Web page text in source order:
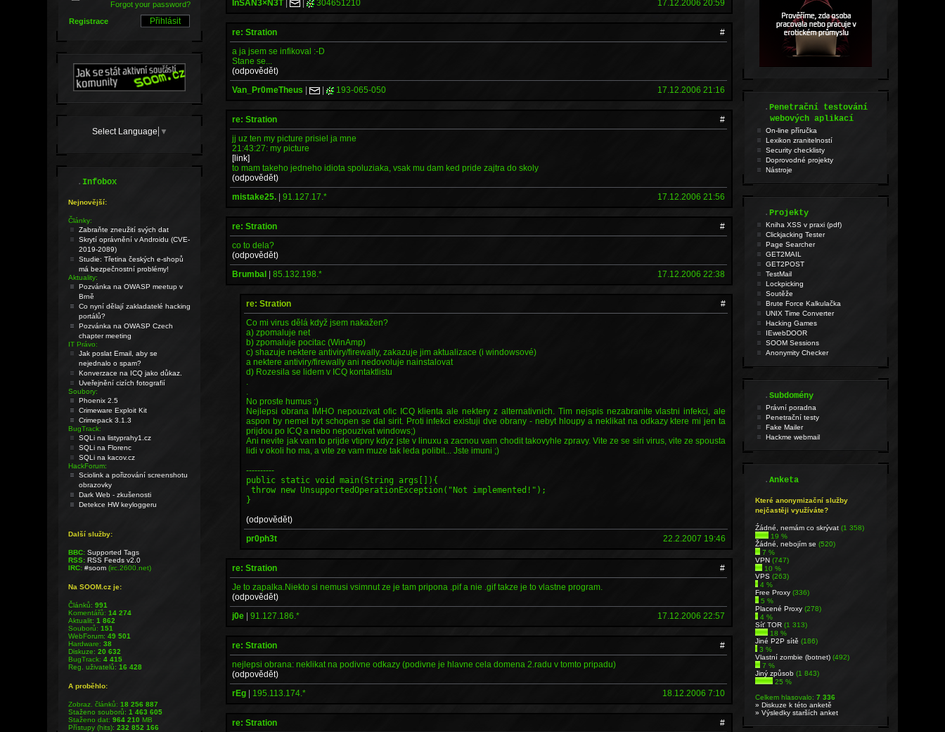
InSAN3×N3T| | 304651210 17.12.2006 20:59
re: Stration
#
a ja jsem se infikoval :-D
Stane se...
(odpovědět)
Van_Pr0meTheus | | 193-065-050 17.12.2006 21:16
re: Stration
#
jj uz ten my picture prisiel ja mne
21:43:27: my picture
[link]
to mam takeho jedneho idiota spoluziaka, vsak mu dam ked pride zajtra do skoly
(odpovědět)
mistake25. |91.127.17.* 17.12.2006 21:56
re: Stration
#
co to dela?
(odpovědět)
Brumbal |85.132.198.* 17.12.2006 22:38
re: Stration
#
Co mi virus dělá když jsem nakažen?
a) zpomaluje net
b) zpomaluje pocitac (WinAmp)
c) shazuje nektere antiviry/firewally, zakazuje jim aktualizace (i windowsové)
a nektere antiviry/firewally ani nedovoluje nainstalovat
d) Rozesila se lidem v ICQ kontaktlistu
No proste humus :)
Nejlepsi obrana IMHO nepouzivat ofic ICQ klienta ale nektery z alternativnich. Tim nejspis nezabranite vlastni infekci, ale
aspon by nemel byt schopen se dal sirit. Proti infekci existuji dve obrany - nebyt hloupy a neklikat na odkazy ktere mi jen ta
prijdou po ICQ a nebo nepouzivat windows;)
Ani nevite jak vam to prijde vtipny kdyz jste v linuxu a zacnou vam chodit takovyhle zpravy. Vite ze se siri virus, vite ze spousta
lidi v okoli ho ma, a vite ze vam muze tak leda polibit... Jste imuni ;)
----------
public static void main(String args[]){
throw new UnsupportedOperationException("Not implemented!");
}
(odpovědět)
pr0ph3t
22.2.2007 19:46
re: Stration
#
Je to zapalka.Niekto si nemusi vsimnut ze je tam pripona .pif a nie .gif takze je to vlastne program.
(odpovědět)
j0e |91.127.186.* 17.12.2006 22:57
re: Stration
#
nejlepsi obrana: neklikat na podivne odkazy (podivne je hlavne cela domena 2.radu v tomto pripadu)
(odpovědět)
rEg | 195.113.174.* 18.12.2006 7:10
re: Stration
#
Forgot your password?
Registrace
Select Language ▼
.Infobox
Nejnovější:
Články:
Zabraňte zneužití svých dat
Skrytí oprávnění v Androidu (CVE-
2019-2089)
Studie: Třetina českých e-shopů
má bezpečnostní problémy!
Aktuality:
Pozvánka na OWASP meetup v
Brně
Co nyní dělají zakladatelé hacking
portálů?
Pozvánka na OWASP Czech
chapter meeting
IT Právo:
Jak poslat Email, aby se
nejednalo o spam?
Konverzace na ICQ jako důkaz.
Uveřejnění cizích fotografií
Soubory:
Phoenix 2.5
Crimeware Exploit Kit
Crimepack 3.1.3
BugTrack:
SQLi na listyprahy1.cz
SQLi na Florenc
SQLi na kacov.cz
HackForum:
Sciolink a pořizování screenshotu
obrazovky
Dark Web - zkušenosti
Detekce HW keyloggeru
Další služby:
BBC: Supported Tags
RSS: RSS Feeds v2.0
IRC: #soom(irc.2600.net)
Na SOOM.cz je:
Článků:991
Komentářů:14 274
Aktualit:1 862
Souborů:151
WebForum:49 501
Hardware:38
Diskuze:20 632
BugTrack:4 415
Reg. uživatelů:16 428
A proběhlo:
Zobraz. článků:18 256 887
Staženo souborů:1 463 605
Staženo dat:964 210MB
Přístupy (hits):232 852 166
.Penetrační testování
webových aplikací
On-line příručka
Lexikon zranitelností
Security checklisty
Doprovodné projekty
Nástroje
.Projekty
Kniha XSS v praxi (pdf)
Clickjacking Tester
Page Searcher
GET2MAIL
GET2POST
TestMail
Lockpicking
Soutěže
Brute Force Kalkulačka
UNIX Time Converter
Hacking Games
IEwebDOOR
SOOM Sessions
Anonymity Checker
.Subdomény
Právní poradna
Penetrační testy
Fake Mailer
Hackme webmail
.Anketa
Které anonymizační služby
nejčastěji využíváte?
Źádné, nemám co skrývat(1 358)
19 %
Žádné, nebojím se(520)
7 %
VPN(747)
10 %
VPS(263)
4 %
Free Proxy(336)
5 %
Placené Proxy(278)
4 %
Síť TOR(1 313)
18 %
Jiné P2P sítě(186)
3 %
Vlastní zombie (botnet)(492)
7 %
Jiný způsob(1 843)
25 %
Celkem hlasovalo:7 336
» Diskuze k této anketě
» Výsledky starších anket